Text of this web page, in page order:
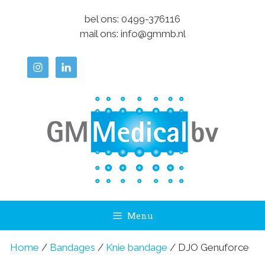
bel ons: 0499-376116
mail ons: info@gmmb.nl
Menu
Home / Bandages / Knie bandage / DJO Genuforce